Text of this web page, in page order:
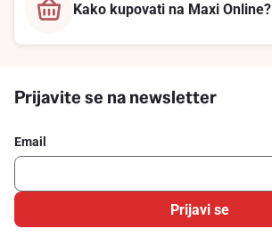
Kako kupovati na Maxi Online?
Prijavite se na newsletter
Email
Prijavi se